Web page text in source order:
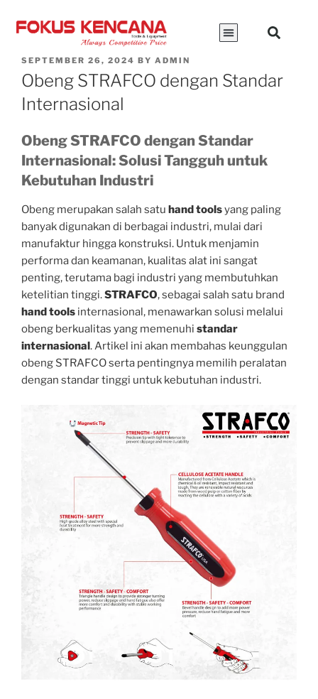
SEPTEMBER 26, 2024 BY ADMIN
Obeng STRAFCO dengan Standar
Internasional
Obeng STRAFCO dengan Standar
Internasional: Solusi Tangguh untuk
Kebutuhan Industri
Obeng merupakan salah satu hand toolsyang paling
banyak digunakan di berbagai industri, mulai dari
manufaktur hingga konstruksi. Untuk menjamin
performa dan keamanan, kualitas alat ini sangat
penting, terutama bagi industri yang membutuhkan
ketelitian tinggi.STRAFCO, sebagai salah satu brand
hand tools internasional, menawarkan solusi melalui
obeng berkualitas yang memenuhi standar
internasional. Artikel ini akan membahas keunggulan
obeng STRAFCO serta pentingnya memilih peralatan
dengan standar tinggi untuk kebutuhan industri.